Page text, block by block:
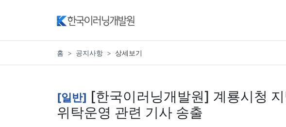
홈 공지사항 상세보기
[일반] [한국이러닝개발원] 계룡시청
위탁운영 관련 기사 송출